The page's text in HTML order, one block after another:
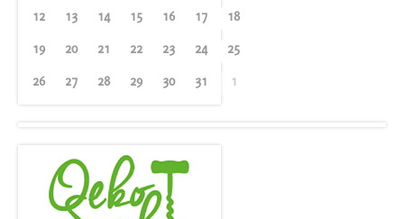
12 13 14 15 16 17 18
19 20 21 22 23 24 25
26 27 28 29 30 31 1